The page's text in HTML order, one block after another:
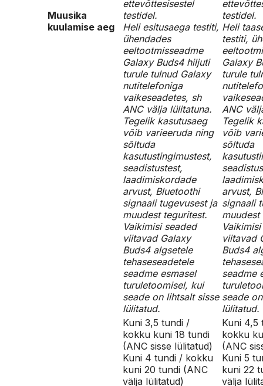
Muusika
kuulamise aeg
ettevõttesisestel
testidel.
Heli esitusaega testiti,
ühendades
eeltootmisseadme
Galaxy Buds4 hiljuti
turule tulnud Galaxy
nutitelefoniga
vaikeseadetes, sh
ANC välja lülitatuna.
Tegelik kasutusaeg
võib varieeruda ning
sõltuda
kasutustingimustest,
seadistustest,
laadimiskordade
arvust, Bluetoothi
signaali tugevusest ja
muudest teguritest.
Vaikimisi seaded
viitavad Galaxy
Buds4 algsetele
tehaseseadetele
seadme esmasel
turuletoomisel, kui
seade on lihtsalt sisse
lülitatud.
testidel.
Heli
testiti,
Galaxy
turule
ANC
Tegelik
võib
sõltuda
arvust,
signaali
viitavad
Buds4
seadme
seade
lülitatud.
Kuni 3,5 tundi /
kokku kuni 18 tundi
(ANC sisse lülitatud)
Kuni 4 tundi / kokku
kuni 20 tundi (ANC
välja lülitatud)
Kuni 4,5
kokku
(ANC
Kuni 5
kuni 22
välja